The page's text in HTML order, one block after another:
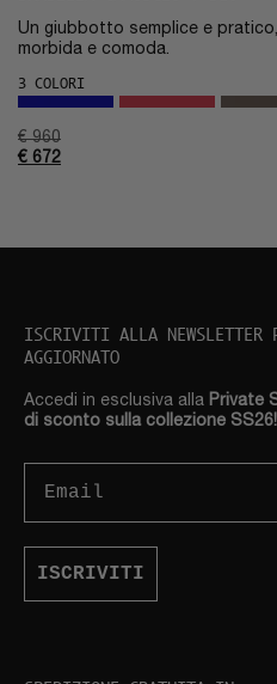
Un giubbotto semplice e
morbida e comoda.
3 COLORI
€960
€ 672
ISCRIVITI ALLA NEWSLETTER
AGGIORNATO
Accedi in esclusiva alla Private
di sconto sulla collezione SS26!
ISCRIVITI